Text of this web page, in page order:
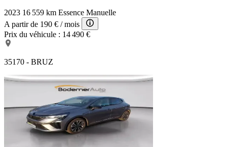
2023 16 559 km Essence Manuelle
A partir de 190 € / mois
Prix du véhicule : 14 490 €
35170 - BRUZ